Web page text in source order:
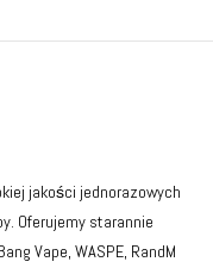
jakości jednorazowych
Oferujemy starannie
Vape, WASPE, RandM